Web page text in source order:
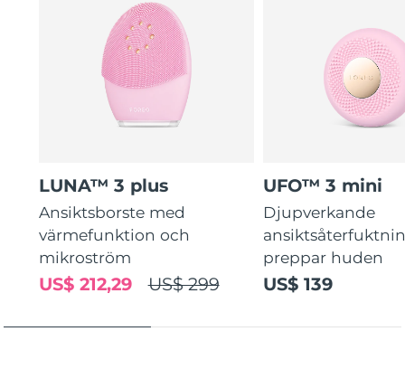
LUNA™ 3 plus
Ansiktsborste med
värmefunktion och
mikroström
US$ 299
US$ 212,29
UFO™ 3 mini
Djupverkande
preppar huden
US$ 139